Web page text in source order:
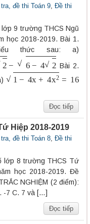
đề thi Toán 9, Đề thi
9 trường THCS Ngũ
học 2018-2019. Bài 1.
thức sau: a)
42
Bài 2.
1−4x+4x2=16
Đọc tiếp
Hiệp 2018-2019
đề thi Toán 8 Đề thi
lớp 8 trường THCS Tứ
học 2018-2019. Đề
NGHIỆM (2 điểm):
-7 C. 7 và […]
Đọc tiếp